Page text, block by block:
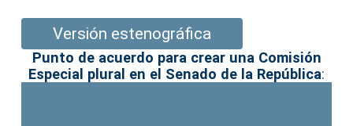
Versión estenográfica
Punto de acuerdo para crear una Comisión
Especial plural en el Senado de la República: